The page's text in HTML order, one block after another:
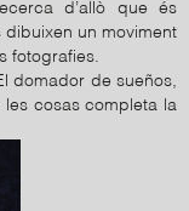
d’allò que és
dibuixen un moviment
fotografies.
domador de sueños,
cosas completa la